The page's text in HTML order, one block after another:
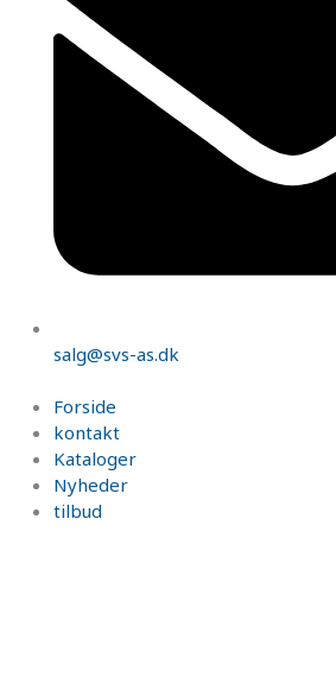
salg@svs-as.dk
Forside
kontakt
Kataloger
Nyheder
tilbud